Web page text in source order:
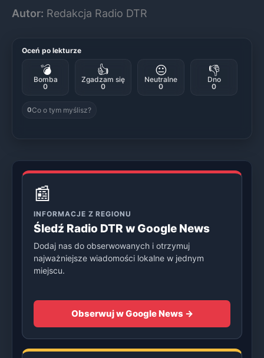
Autor: Redakcja Radio DTR
Oceń po lekturze
💣
Bomba
0
👍
Zgadzam się
0
😐
Neutralne
0
👎
Dno
0
0Co o tym myślisz?
📰
INFORMACJE Z REGIONU
Śledź Radio DTR w Google News
Dodaj nas do obserwowanych i otrzymuj
najważniejsze wiadomości lokalne w jednym
miejscu.
Obserwuj w Google News →